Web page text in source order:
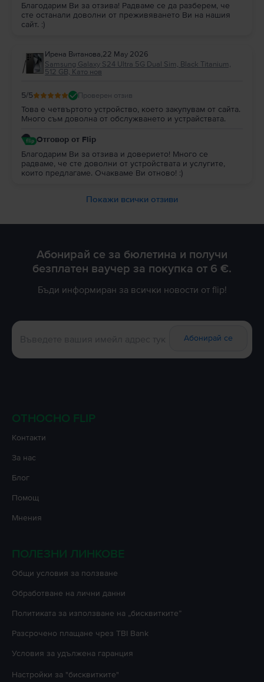
Благодарим Ви за отзива! Радваме се да разберем, че
сте останали доволни от преживяването Ви на нашия
сайт. :)
Ирена Витанова,22 May 2026
Samsung Galaxy S24 Ultra 5G Dual Sim, Black Titanium,
512 GB, Като нов
5/5 Проверен отзив
Това е четвъртото устройство, което закупувам от сайта.
Много съм доволна от обслужването и устрайствата.
Отговор от Flip
Благодарим Ви за отзива и доверието! Много се
радваме, че сте доволни от устройствата и услугите,
които предлагаме. Очакваме Ви отново! :)
Покажи всички отзиви
Абонирай се за бюлетина и получи
безплатен ваучер за покупка от 6 €.
Бъди информиран за всички новости от flip!
Абонирай се
ОТНОСНО FLIP
Контакти
За нас
Блог
Помощ
Мнения
ПОЛЕЗНИ ЛИНКОВЕ
Oбщи условия за ползване
Oбработване на лични данни
Политиката за използване на „бисквитките”
Разсрочено плащане чрез TBI Bank
Условия за удължена гаранция
Настройки за "бисквитките"